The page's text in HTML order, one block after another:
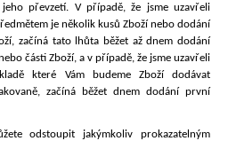
převzetí. V případě, že jsme uzavřeli
je několik kusů Zboží nebo dodání
začíná tato lhůta běžet až dnem dodání
části Zboží, a v případě, že jsme uzavřeli
které Vám budeme Zboží dodávat
začíná běžet dnem dodání první
odstoupit jakýmkoliv prokazatelným